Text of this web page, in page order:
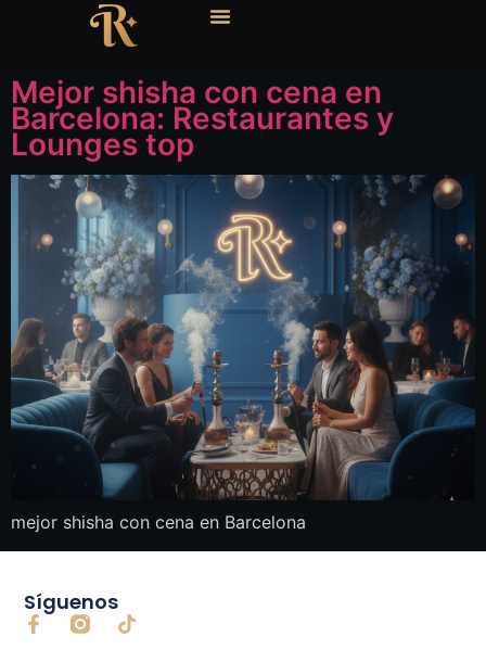
Mejor shisha con cena en
Barcelona: Restaurantes y
Lounges top
mejor shisha con cena en Barcelona
Síguenos